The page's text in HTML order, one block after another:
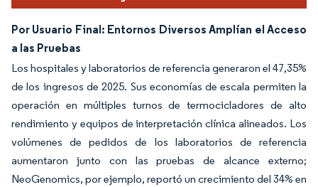
Por Usuario Final: Entornos Diversos Amplían el Acceso
a las Pruebas
Los hospitales y laboratorios de referencia generaron el 47,35%
de los ingresos de 2025. Sus economías de escala permiten la
operación en múltiples turnos de termocicladores de alto
rendimiento y equipos de interpretación clínica alineados. Los
volúmenes de pedidos de los laboratorios de referencia
aumentaron junto con las pruebas de alcance externo;
NeoGenomics, por ejemplo, reportó un crecimiento del 34% en